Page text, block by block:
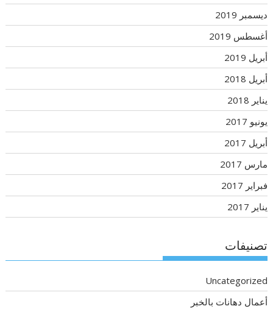
ديسمبر 2019
أغسطس 2019
أبريل 2019
أبريل 2018
يناير 2018
يونيو 2017
أبريل 2017
مارس 2017
فبراير 2017
يناير 2017
تصنيفات
Uncategorized
أعمال دهانات بالخبر